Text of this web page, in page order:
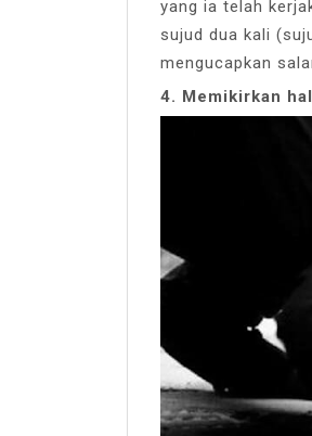
yang ia telah
sujud dua kali
mengucapkan
4. Memikirkan